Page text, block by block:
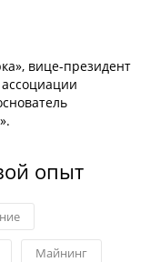
вице-президент
опыт
Майнинг